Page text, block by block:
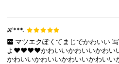
ℋ***.
マツエクぽくてまじでかわいい
よ❤️❤️❤️❤️かわいいかわいいかわい
かわいいかわいいかわいいかわいい